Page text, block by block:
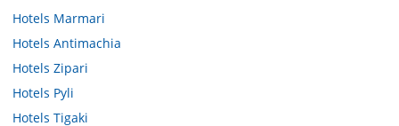
Hotels Marmari
Hotels Antimachia
Hotels Zipari
Hotels Pyli
Hotels Tigaki